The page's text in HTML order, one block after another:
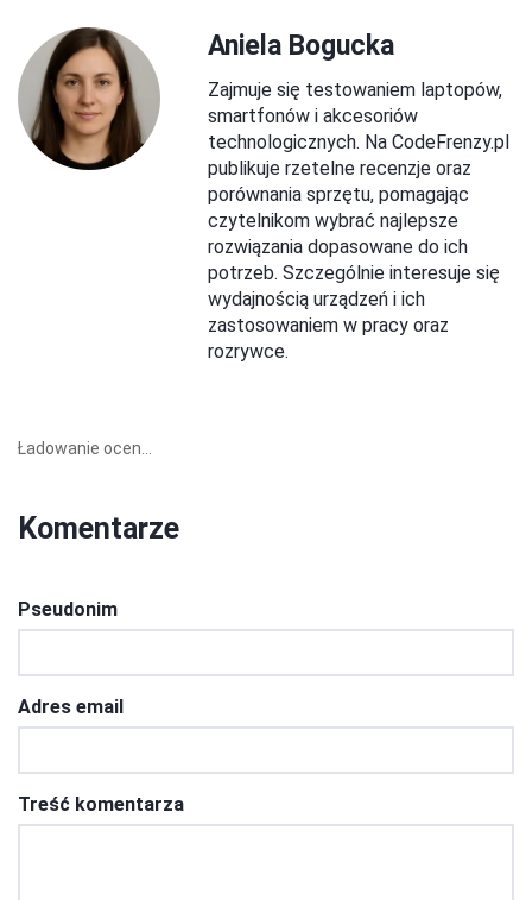
Aniela Bogucka
Zajmuje się testowaniem laptopów,
smartfonów i akcesoriów
technologicznych. Na CodeFrenzy.pl
publikuje rzetelne recenzje oraz
porównania sprzętu, pomagając
czytelnikom wybrać najlepsze
rozwiązania dopasowane do ich
potrzeb. Szczególnie interesuje się
wydajnością urządzeń i ich
zastosowaniem w pracy oraz
rozrywce.
Ładowanie ocen...
Komentarze
Pseudonim
Adres email
Treść komentarza